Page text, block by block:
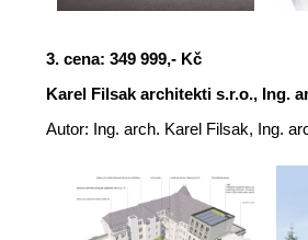
3. cena: 349 999,- Kč
Karel Filsak architekti s.r.o., Ing.
Autor: Ing. arch. Karel Filsak, Ing.